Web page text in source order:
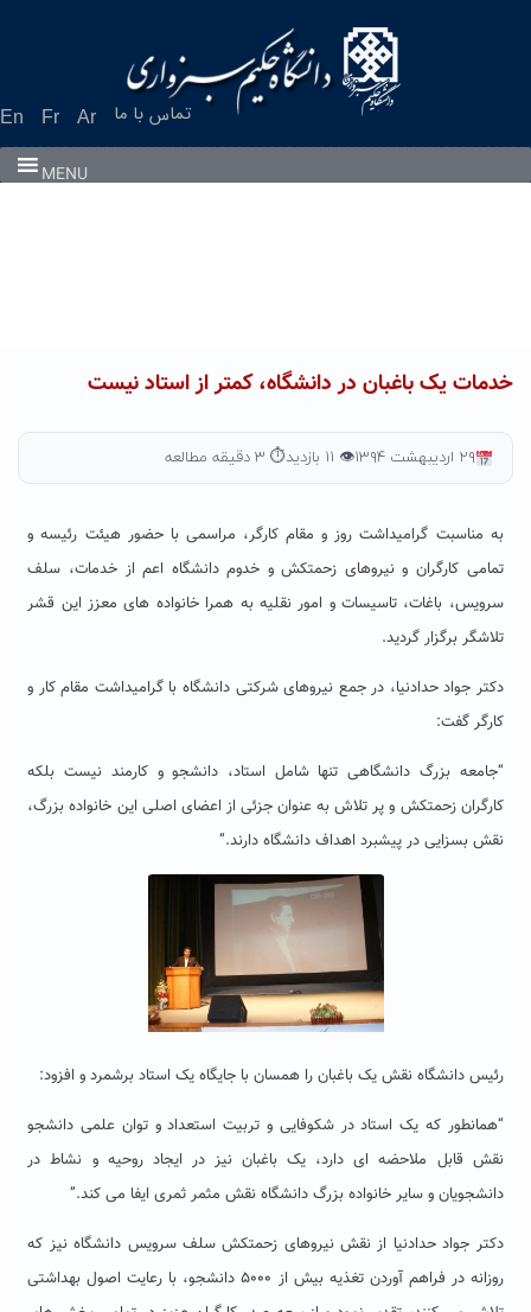
En Fr Ar تماس با ما
MENU
خدمات یک باغبان در دانشگاه، کمتر از استاد نیست
۲۹ اردیبهشت ۱۳۹۴ 👁 ۱۱ بازدید ⏱ ۳ دقیقه مطالعه
به مناسبت گرامیداشت روز و مقام کارگر، مراسمی با حضور هیئت رئیسه و
تمامی کارگران و نیروهای زحمتکش و خدوم دانشگاه اعم از خدمات، سلف
سرویس، باغات، تاسیسات و امور نقلیه به همرا خانواده های معزز این قشر
تلاشگر برگزار گردید.
دکتر جواد حدادنیا، در جمع نیروهای شرکتی دانشگاه با گرامیداشت مقام کار و
کارگر گفت:
“جامعه بزرگ دانشگاهی تنها شامل استاد، دانشجو و کارمند نیست بلکه
کارگران زحمتکش و پر تلاش به عنوان جزئی از اعضای اصلی این خانواده بزرگ،
نقش بسزایی در پیشبرد اهداف دانشگاه دارند.”
رئیس دانشگاه نقش یک باغبان را همسان با جایگاه یک استاد برشمرد و افزود:
“همانطور که یک استاد در شکوفایی و تربیت استعداد و توان علمی دانشجو
نقش قابل ملاحضه ای دارد، یک باغبان نیز در ایجاد روحیه و نشاط در
دانشجویان و سایر خانواده بزرگ دانشگاه نقش مثمر ثمری ایفا می کند.”
دکتر جواد حدادنیا از نقش نیروهای زحمتکش سلف سرویس دانشگاه نیز که
روزانه در فراهم آوردن تغذیه بیش از ۵۰۰۰ دانشجو، با رعایت اصول بهداشتی